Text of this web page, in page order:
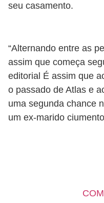
seu casamento.
“Alternando entre as
assim que começa
editorial É assim que
o passado de Atlas e
uma segunda chance
um ex-marido